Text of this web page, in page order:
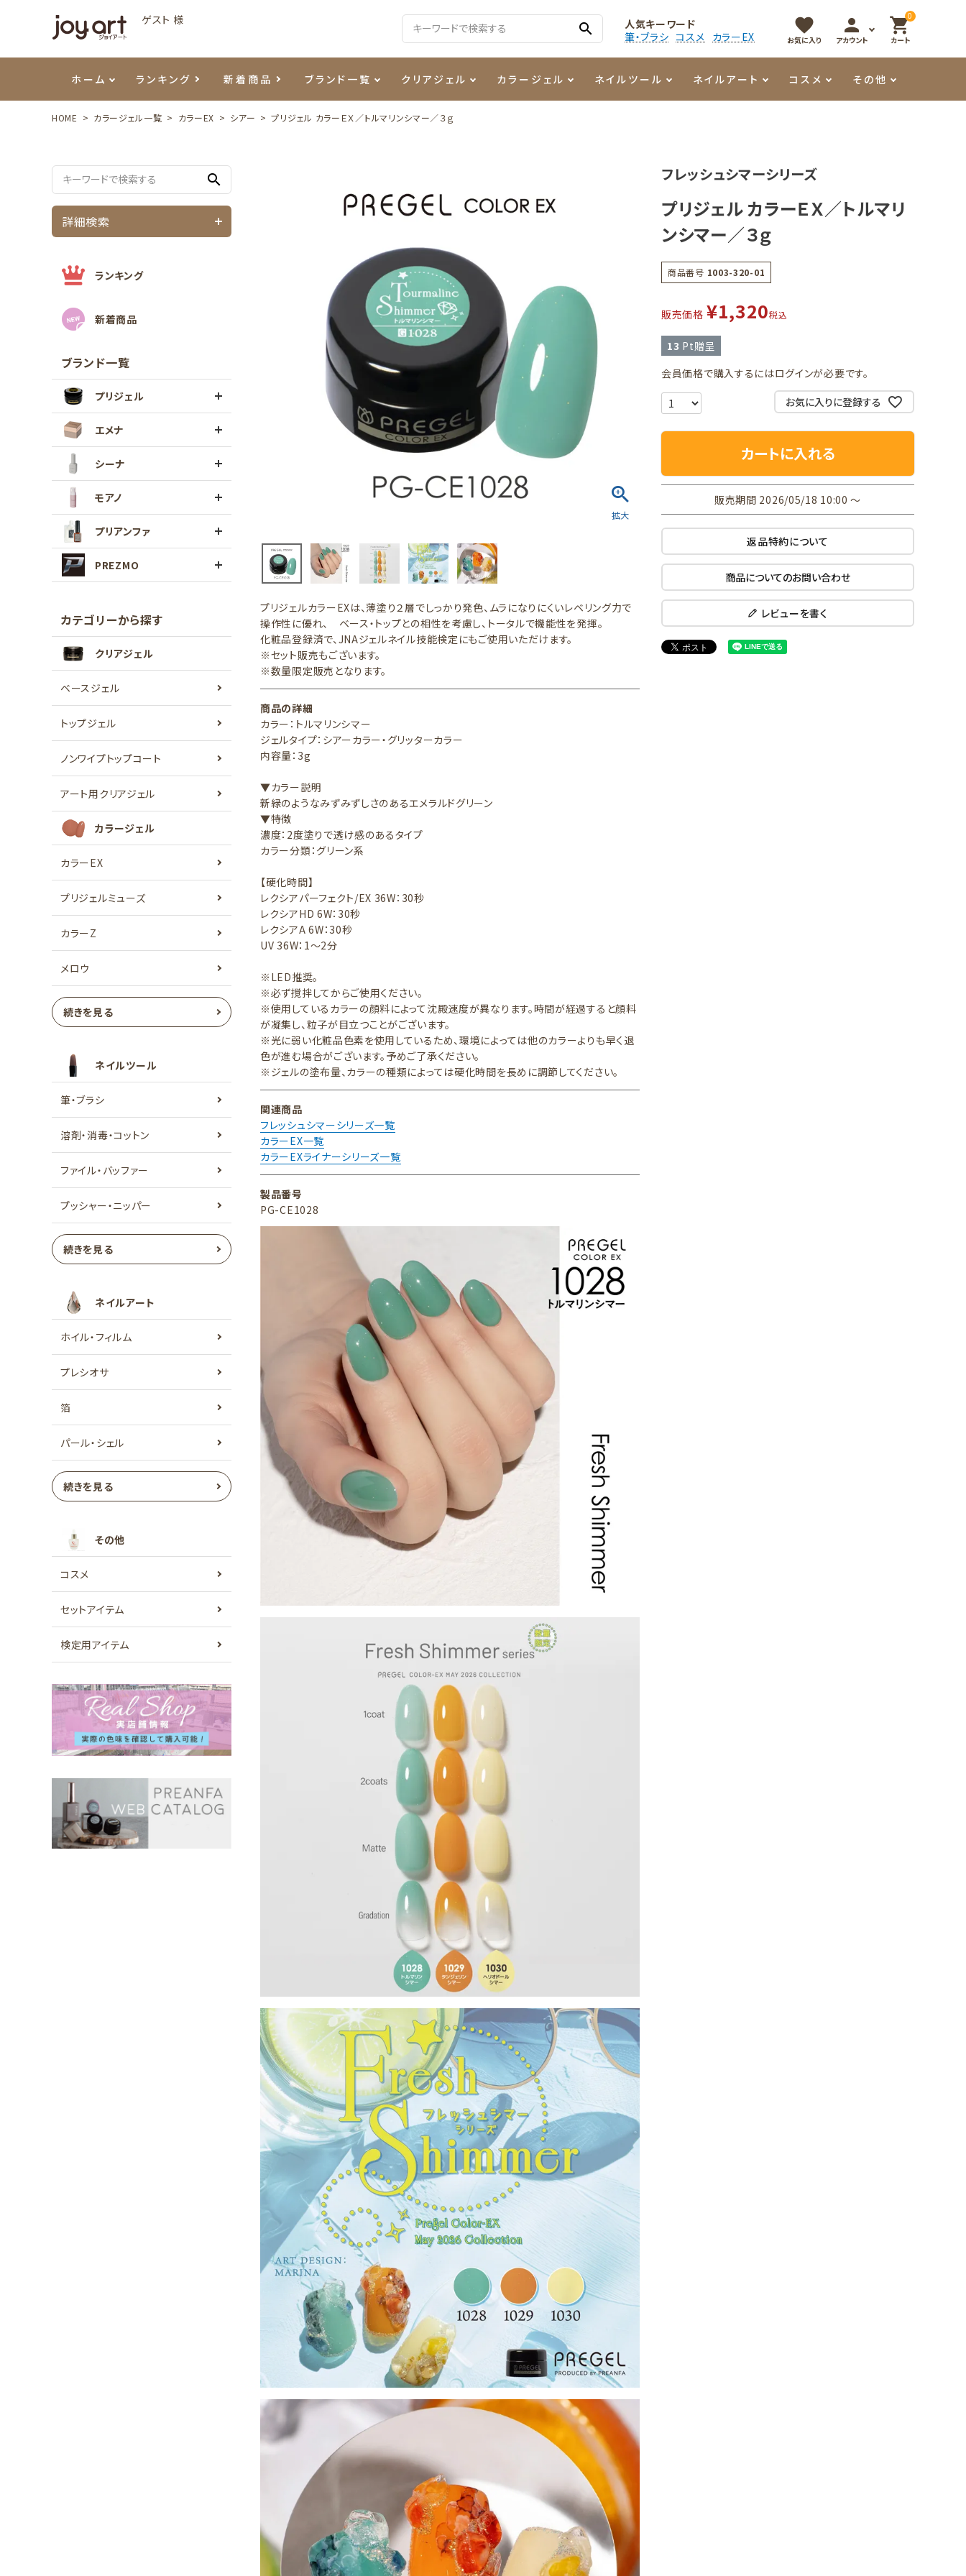
ゲスト 様
search
人気キーワード
筆・ブラシ コスメ カラーEX
favorite
お気に入り
person
アカウント
0
shopping_cart
カート
ホーム ランキング 新着商品 ブランド一覧
モアノ
クリアジェル カラージェル
ウェービージェル 3Dクレイジェル
マグネティジェル メタリックジェル
フラッシュジェル シーナカラージェルポリッシュ
ネイルツール
ネイルケア用品 容器・ポーチ
ネイルマシン
ネイルアート
メタルパーツ その他
コスメ その他
HOME カラージェル一覧 カラーEX シアー プリジェル カラーＥＸ／トルマリンシマー／３ｇ
search
詳細検索
ランキング
新着商品
ブランド一覧
プリジェル
エメナ
シーナ
モアノ
プリアンファ
PREZMO
カテゴリーから探す
クリアジェル
ベースジェル
トップジェル
ノンワイプトップコート
アート用クリアジェル
カラージェル
カラーEX
プリジェルミューズ
カラーZ
メロウ
続きを見る
ネイルツール
筆・ブラシ
溶剤・消毒・コットン
ファイル・バッファー
プッシャー・ニッパー
続きを見る
ネイルアート
ホイル・フィルム
プレシオサ
箔
パール・シェル
続きを見る
その他
コスメ
セットアイテム
検定用アイテム
プリジェルカラーEXは、薄塗り２層でしっかり発色、ムラになりにくいレベリング力で
操作性に優れ、 ベース・トップとの相性を考慮し、トータルで機能性を発揮。
化粧品登録済で、JNAジェルネイル技能検定にもご使用いただけます。
※セット販売もございます。
※数量限定販売となります。
商品の詳細
カラー：トルマリンシマー
ジェルタイプ：シアーカラー・グリッターカラー
内容量：3g
▼カラー説明
新緑のようなみずみずしさのあるエメラルドグリーン
▼特徴
濃度：2度塗りで透け感のあるタイプ
カラー分類：グリーン系
【硬化時間】
レクシアパーフェクト/EX 36W：30秒
レクシアHD 6W：30秒
レクシアA 6W：30秒
UV 36W：1～2分
※LED推奨。
※必ず撹拌してからご使用ください。
※使用しているカラーの顔料によって沈殿速度が異なります。時間が経過すると顔料
が凝集し、粒子が目立つことがございます。
※光に弱い化粧品色素を使用しているため、環境によっては他のカラーよりも早く退
色が進む場合がございます。予めご了承ください。
※ジェルの塗布量、カラーの種類によっては硬化時間を長めに調節してください。
関連商品
フレッシュシマーシリーズ一覧
カラーEX一覧
カラーEXライナーシリーズ一覧
製品番号
PG-CE1028
フレッシュシマーシリーズ
プリジェル カラーＥＸ／トルマリ
ンシマー／３ｇ
商品番号 1003-320-01
販売価格 ¥1,320税込
13 Pt贈呈
会員価格で購入するにはログインが必要です。
お気に入りに登録する
カートに入れる
販売期間 2026/05/18 10:00〜
返品特約について
商品についてのお問い合わせ
レビューを書く